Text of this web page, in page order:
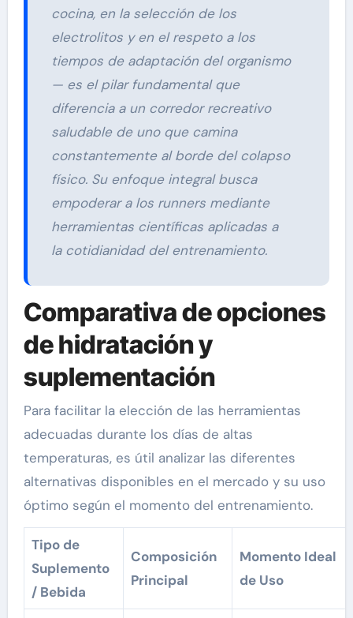
cocina, en la selección de los
electrolitos y en el respeto a los
tiempos de adaptación del organismo
— es el pilar fundamental que
diferencia a un corredor recreativo
saludable de uno que camina
constantemente al borde del colapso
físico. Su enfoque integral busca
empoderar a los runners mediante
herramientas científicas aplicadas a
la cotidianidad del entrenamiento.
Comparativa de opciones
de hidratación y
suplementación
Para facilitar la elección de las herramientas
adecuadas durante los días de altas
temperaturas, es útil analizar las diferentes
alternativas disponibles en el mercado y su uso
óptimo según el momento del entrenamiento.
Tipo de
Suplemento
/ Bebida
Composición
Principal
Momento Ideal
de Uso